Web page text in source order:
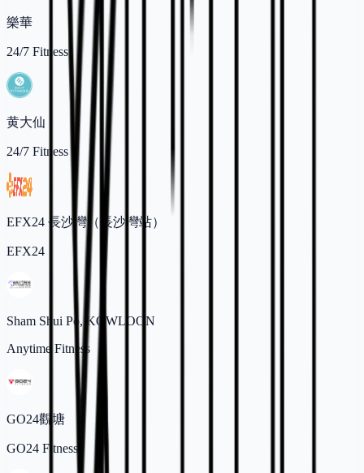
樂華
24/7 Fitness
黄大仙
24/7 Fitness
EFX24 長沙灣（長沙灣站）
EFX24
Sham Shui Po, KOWLOON
Anytime Fitness
GO24觀塘
GO24 Fitness